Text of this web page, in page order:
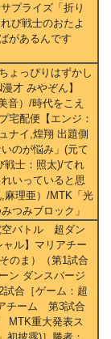
プライズ「折り
び戦士のおたよ
があるんです
ょっぴりはずかし
才 みやぞん】
音）/時代をこえ
宅配便【エンジ：
ナイ,煌翔 出題側
のが悩み」(元て
戦士：照太)/てれ
いっていると思
麻理亜）/MTK「光
つみブロック」
空バトル 超ダン
ル】マリアチー
のま）（第1試合
ン ダンスバージ
合［ゲーム：超
チーム 第3試合
MTK重大発表ス